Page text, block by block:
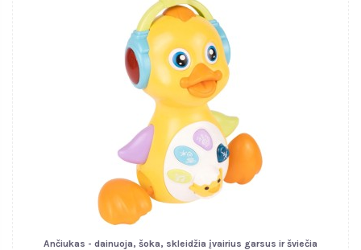
Ančiukas - dainuoja, šoka, skleidžia įvairius garsus ir šviečia